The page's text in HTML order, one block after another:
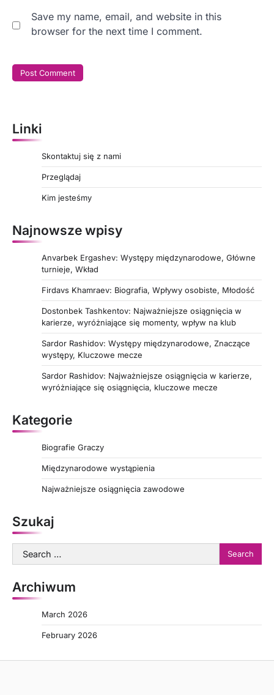
Save my name, email, and website in this
browser for the next time I comment.
Linki
Skontaktuj się z nami
Przeglądaj
Kim jesteśmy
Najnowsze wpisy
Anvarbek Ergashev: Występy międzynarodowe, Główne
turnieje, Wkład
Firdavs Khamraev: Biografia, Wpływy osobiste, Młodość
Dostonbek Tashkentov: Najważniejsze osiągnięcia w
karierze, wyróżniające się momenty, wpływ na klub
Sardor Rashidov: Występy międzynarodowe, Znaczące
występy, Kluczowe mecze
Sardor Rashidov: Najważniejsze osiągnięcia w karierze,
wyróżniające się osiągnięcia, kluczowe mecze
Kategorie
Biografie Graczy
Międzynarodowe wystąpienia
Najważniejsze osiągnięcia zawodowe
Szukaj
Search
for:
Archiwum
March 2026
February 2026